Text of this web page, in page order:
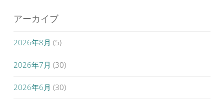
アーカイブ
2026年8月 (5)
2026年7月 (30)
2026年6月 (30)